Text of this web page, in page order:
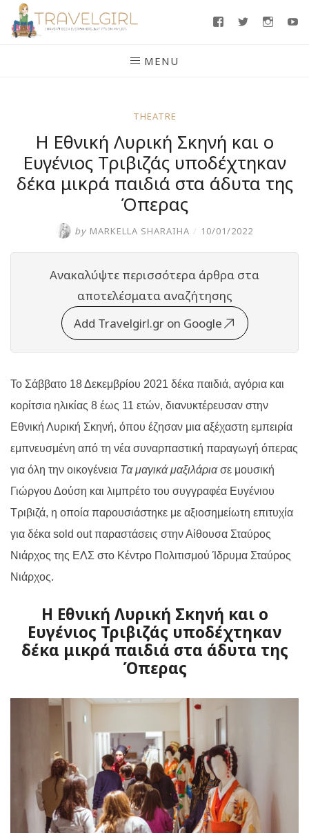
Skip
FacebookTwitter
MENU
THEATRE
Η Εθνική Λυρική Σκηνή και ο
Ευγένιος Τριβιζάς υποδέχτηκαν
δέκα μικρά παιδιά στα άδυτα της
Όπερας
by MARKELLA SHARAIHA / 10/01/2022
Ανακαλύψτε περισσότερα άρθρα στα
αποτελέσματα αναζήτησης
Add Travelgirl.gr on Google
Το Σάββατο 18 Δεκεμβρίου 2021 δέκα παιδιά, αγόρια και
κορίτσια ηλικίας 8 έως 11 ετών, διανυκτέρευσαν στην
Εθνική Λυρική Σκηνή, όπου έζησαν μια αξέχαστη εμπειρία
εμπνευσμένη από τη νέα συναρπαστική παραγωγή όπερας
για όλη την οικογένεια Τα μαγικά μαξιλάριασε μουσική
Γιώργου Δούση και λιμπρέτο του συγγραφέα Ευγένιου
Τριβιζά, η οποία παρουσιάστηκε με αξιοσημείωτη επιτυχία
για δέκα sold out παραστάσεις στην Αίθουσα Σταύρος
Νιάρχος της ΕΛΣ στο Κέντρο Πολιτισμού Ίδρυμα Σταύρος
Νιάρχος.
Η Εθνική Λυρική Σκηνή και ο
Ευγένιος Τριβιζάς υποδέχτηκαν
δέκα μικρά παιδιά στα άδυτα της
Όπερας